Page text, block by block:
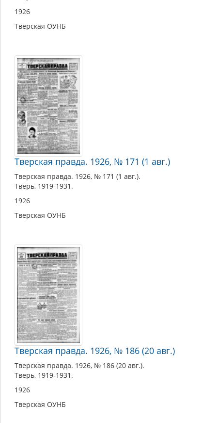
1926
Тверская ОУНБ
Тверская правда. 1926, № 171 (1 авг.)
Тверская правда. 1926, № 171 (1 авг.).
Тверь, 1919-1931.
1926
Тверская ОУНБ
Тверская правда. 1926, № 186 (20 авг.)
Тверская правда. 1926, № 186 (20 авг.).
Тверь, 1919-1931.
1926
Тверская ОУНБ